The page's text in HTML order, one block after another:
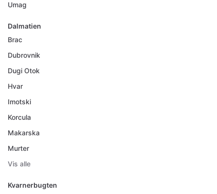
Umag
Dalmatien
Brac
Dubrovnik
Dugi Otok
Hvar
Imotski
Korcula
Makarska
Murter
Vis alle
Kvarnerbugten